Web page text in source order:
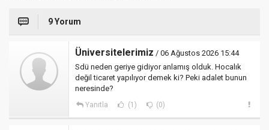
9 Yorum
Üniversitelerimiz / 06 Ağustos 2026 15:44
Sdü neden geriye gidiyor anlamış olduk. Hocalık
değil ticaret yapılıyor demek ki? Peki adalet bunun
neresinde?
Yanıtla (1) (0)